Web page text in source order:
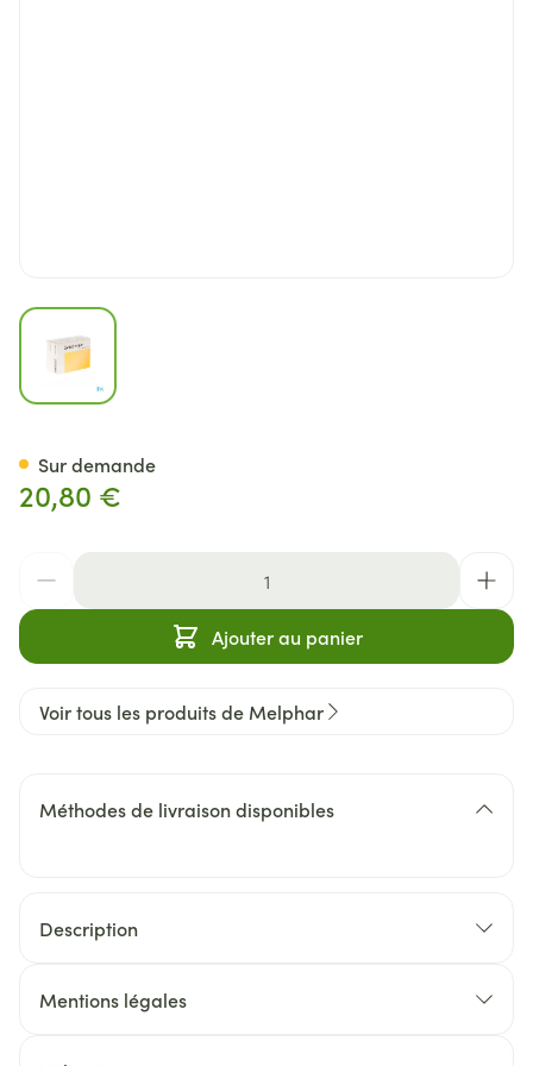
View larger image
20,80 €
Ajouter au panier
Sur demande
Voir tous les produits de Melphar
Méthodes de livraison disponibles
Description
Mentions légales